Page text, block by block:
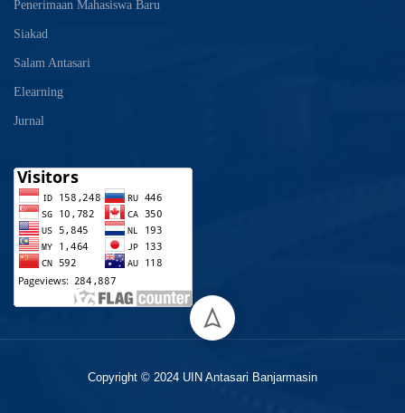
Penerimaan Mahasiswa Baru
Siakad
Salam Antasari
Elearning
Jurnal
Copyright © 2024 UIN Antasari Banjarmasin